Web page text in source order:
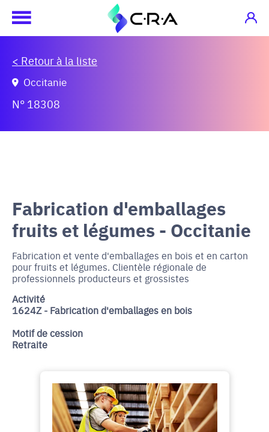
< Retour à la liste
N° 18308
Occitanie
Fabrication d'emballages
fruits et légumes - Occitanie
Fabrication et vente d'emballages en bois et en carton
pour fruits et légumes. Clientèle régionale de
professionnels producteurs et grossistes
Activité
1624Z - Fabrication d'emballages en bois
Motif de cession
Retraite